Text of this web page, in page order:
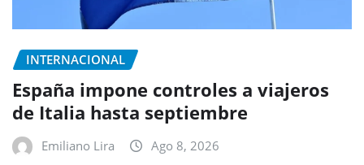
INTERNACIONAL
España impone controles a viajeros
de Italia hasta septiembre
Emiliano Lira Ago 8, 2026